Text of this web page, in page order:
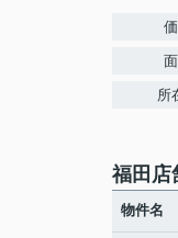
所
福田店
物件名